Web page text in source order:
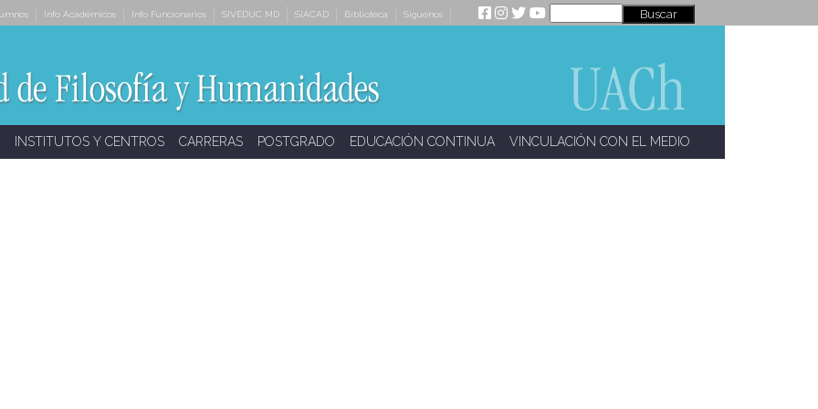
Info Académicos Info Funcionarios SIVEDUC MD SIACAD Biblioteca Síguenos
INSTITUTOS Y CENTROS CARRERAS POSTGRADO EDUCACIÓN CONTINUA VINCULACIÓN CON EL MEDIO